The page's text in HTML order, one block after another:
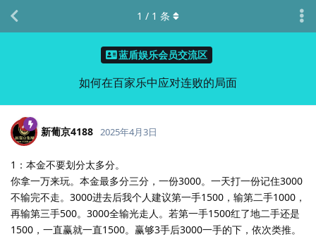
蓝盾娱乐会员交流区
如何在百家乐中应对连败的局面
1 / 1 条
新葡京4188 2025年4月3日
1：本金不要划分太多分。
你拿一万来玩。本金最多分三分，一份3000。一天打一份记住3000
不输完不走。3000进去后我个人建议第一手1500，输第二手1000，
再输第三手500。3000全输光走人。若第一手1500红了地二手还是
1500，一直赢就一直1500。赢够3手后3000一手的下，依次类推。